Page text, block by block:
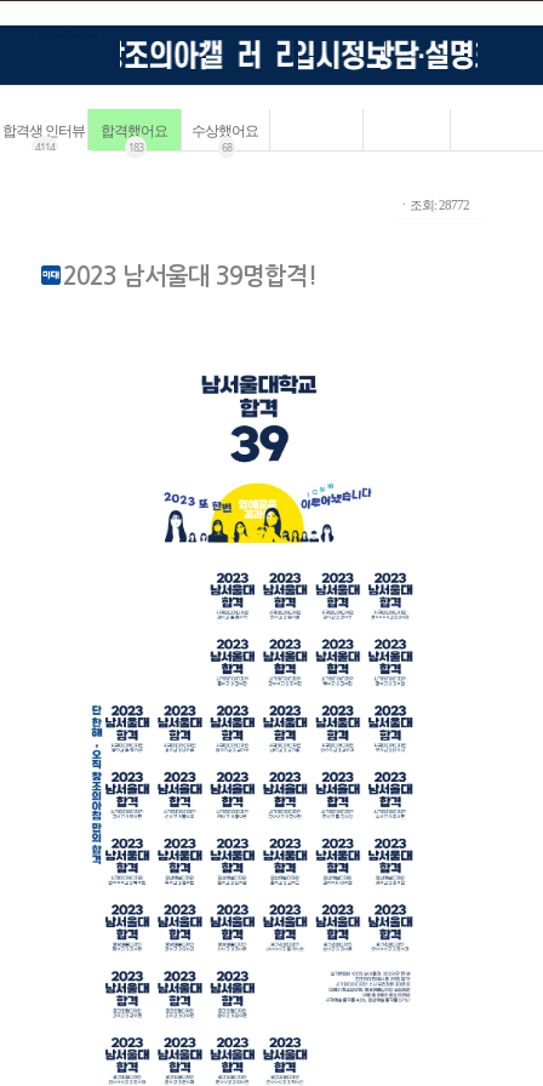
합격생 인터뷰
4114
합격했어요
183
수상했어요
68
ㆍ조회: 28772
2023 남서울대 39명합격!